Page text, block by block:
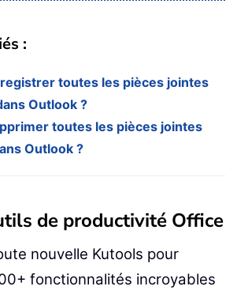
:
toutes les pièces jointes
Outlook ?
toutes les pièces jointes
Outlook ?
de productivité Office
nouvelle Kutools pour
fonctionnalités incroyables